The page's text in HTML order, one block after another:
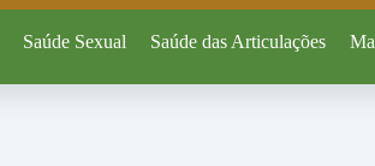
Saúde Sexual Saúde das Articulações